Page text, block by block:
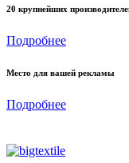
20 крупнейших
Подробнее
Место для вашей рекламы
Подробнее